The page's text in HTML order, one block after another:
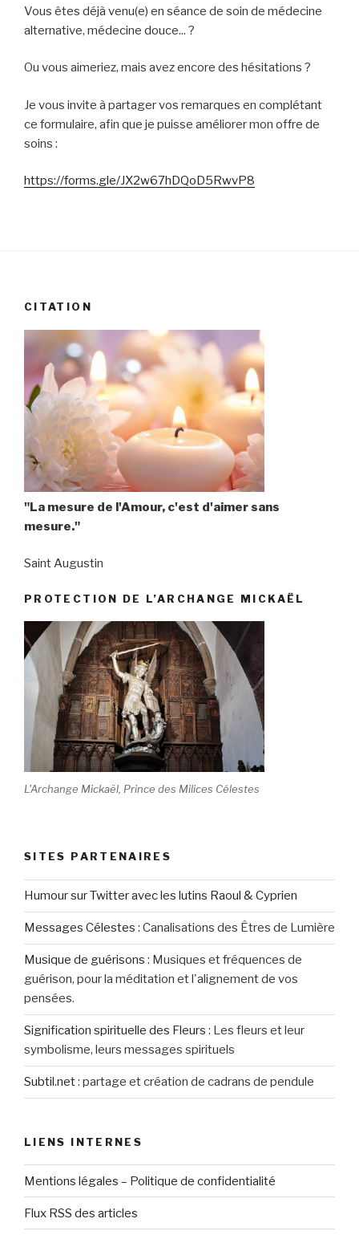
Vous êtes déjà venu(e) en séance de soin de médecine
alternative, médecine douce... ?
Ou vous aimeriez, mais avez encore des hésitations ?
Je vous invite à partager vos remarques en complétant
ce formulaire, afin que je puisse améliorer mon offre de
soins :
https://forms.gle/JX2w67hDQoD5RwvP8
CITATION
"La mesure de l'Amour, c'est d'aimer sans
mesure."
Saint Augustin
PROTECTION DE L’ARCHANGE MICKAËL
L'Archange Mickaël, Prince des Milices Célestes
SITES PARTENAIRES
Humour sur Twitter avec les lutins Raoul & Cyprien
Messages Célestes : Canalisations des Êtres de Lumière
Musique de guérisons : Musiques et fréquences de
guérison, pour la méditation et l'alignement de vos
pensées.
Signification spirituelle des Fleurs : Les fleurs et leur
symbolisme, leurs messages spirituels
Subtil.net: partage et création de cadrans de pendule
LIENS INTERNES
Mentions légales – Politique de confidentialité
Flux RSS des articles